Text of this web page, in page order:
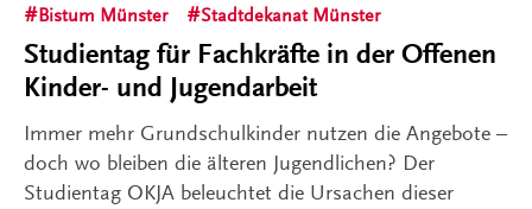
Bistum Münster
Stadtdekanat Münster
Studientag für Fachkräfte in der Offenen
Kinder- und Jugendarbeit
Immer mehr Grundschulkinder nutzen die Angebote –
doch wo bleiben die älteren Jugendlichen? Der
Studientag OKJA beleuchtet die Ursachen dieser